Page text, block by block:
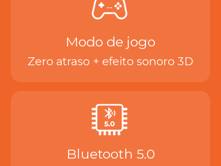
Modo de jogo
Zero atraso + efeito sonoro 3D
Bluetooth 5.0